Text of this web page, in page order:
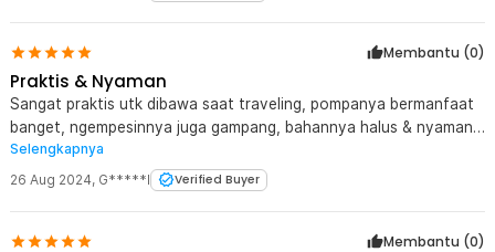
Membantu (0)
Praktis & Nyaman
Sangat praktis utk dibawa saat traveling, pompanya bermanfaat
banget, ngempesinnya juga gampang, bahannya halus & nyaman
saat dipakai.
Selengkapnya
26 Aug 2024, G*****l Verified Buyer
Membantu (0)